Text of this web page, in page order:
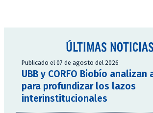
ÚLTIMAS NOTICIAS
Publicado el 07 de agosto del 2026
UBB y CORFO Biobío analizan
para profundizar los lazos
interinstitucionales